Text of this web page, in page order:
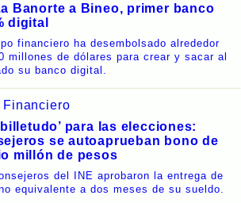
Banorte a Bineo, primer banco
digital
financiero ha desembolsado alrededor
millones de dólares para crear y sacar al
su banco digital.
Financiero
para las elecciones:
se autoaprueban bono de
millón de pesos
del INE aprobaron la entrega de
equivalente a dos meses de su sueldo.